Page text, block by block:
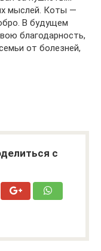
мыслей. Коты —
В будущем
благодарность,
от болезней,
с